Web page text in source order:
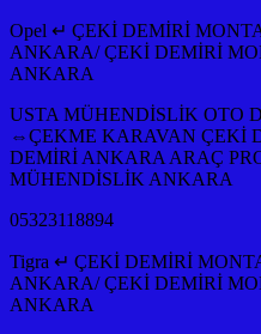
Opel ↵ ÇEKİ DEMİRİ
ANKARA/ ÇEKİ DEMİRİ
ANKARA
USTA MÜHENDİSLİK OTO
⇔ÇEKME KARAVAN ÇEKİ
DEMİRİ ANKARA ARAÇ
MÜHENDİSLİK ANKARA
05323118894
Tigra ↵ ÇEKİ DEMİRİ
ANKARA/ ÇEKİ DEMİRİ
ANKARA